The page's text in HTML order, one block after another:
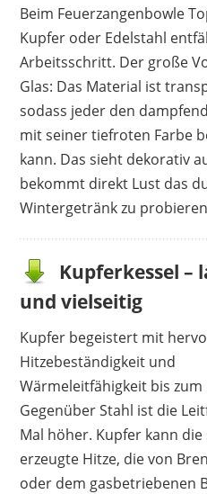
Beim Feuerzangenbowle
Kupfer oder Edelstahl
Arbeitsschritt. Der große
Glas: Das Material ist
sodass jeder den
mit seiner tiefroten Farbe
kann. Das sieht dekorativ
bekommt direkt Lust das
Wintergetränk zu
Kupferkessel –
und vielseitig
Kupfer begeistert mit
Hitzebeständigkeit und
Wärmeleitfähigkeit bis zum
Gegenüber Stahl ist die
Mal höher. Kupfer kann die
erzeugte Hitze, die von
oder dem gasbetriebenen